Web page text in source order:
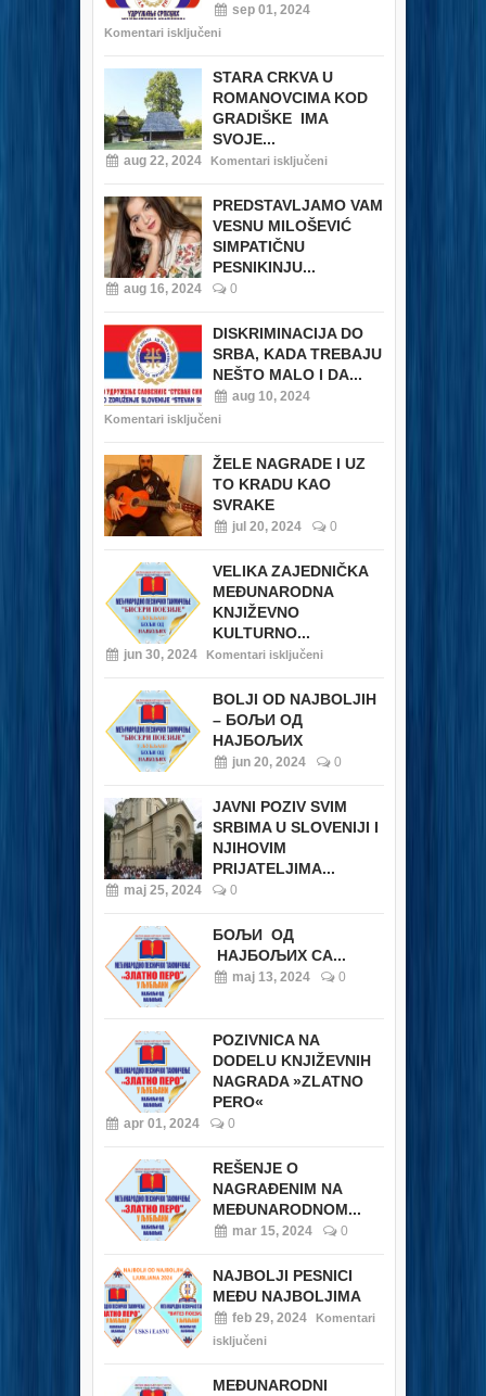
sep 01, 2024
Komentari isključeni
STARA CRKVA U
ROMANOVCIMA KOD
GRADIŠKE IMA
SVOJE...
aug 22, 2024 Komentari isključeni
PREDSTAVLJAMO VAM
VESNU MILOŠEVIĆ
SIMPATIČNU
PESNIKINJU...
aug 16, 2024 0
DISKRIMINACIJA DO
SRBA, KADA TREBAJU
NEŠTO MALO I DA...
aug 10, 2024
Komentari isključeni
ŽELE NAGRADE I UZ
TO KRADU KAO
SVRAKE
jul 20, 2024 0
VELIKA ZAJEDNIČKA
MEĐUNARODNA
KNJIŽEVNO
KULTURNO...
jun 30, 2024 Komentari isključeni
BOLJI OD NAJBOLJIH
– БОЉИ ОД
НАЈБОЉИХ
jun 20, 2024 0
JAVNI POZIV SVIM
SRBIMA U SLOVENIJI I
NJIHOVIM
PRIJATELJIMA...
maj 25, 2024 0
БОЉИ ОД
НАЈБОЉИХ СА...
maj 13, 2024 0
POZIVNICA NA
DODELU KNJIŽEVNIH
NAGRADA »ZLATNO
PERO«
apr 01, 2024 0
REŠENJE O
NAGRAĐENIM NA
MEĐUNARODNOM...
mar 15, 2024 0
NAJBOLJI PESNICI
MEĐU NAJBOLJIMA
feb 29, 2024
Komentari
isključeni
MEĐUNARODNI